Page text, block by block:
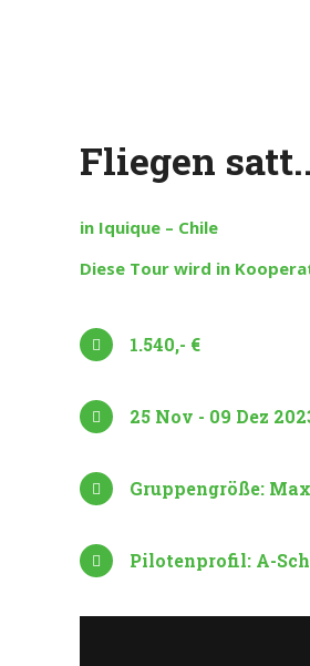
Fliegen
in Iquique – Chile
Diese Tour wird in
1.540,- €
25 Nov - 09 Dez
Gruppengröße:
Pilotenprofil: A-